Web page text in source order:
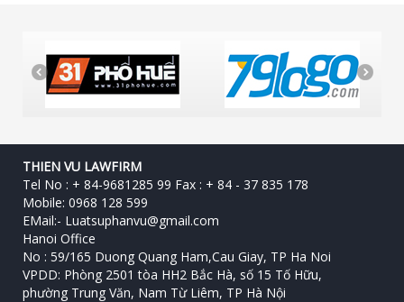
THIEN VU LAWFIRM
Tel No : + 84-9681285 99 Fax : + 84 - 37 835 178
Mobile: 0968 128 599
EMail:- Luatsuphanvu@gmail.com
Hanoi Office
No : 59/165 Duong Quang Ham,Cau Giay, TP Ha Noi
VPDD: Phòng 2501 tòa HH2 Bắc Hà, số 15 Tố Hữu, ‎
phường Trung Văn, Nam Từ Liêm, TP Hà Nội